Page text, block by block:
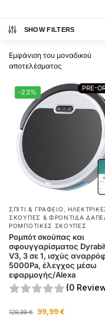
SHOW FILTERS
Εμφάνιση του μοναδικού
αποτελέσματος
PRE-
-23% PRE-
ΣΠΊΤΙ & ΓΡΑΦΕΊΟ ,
ΣΚΟΎΠΕΣ & ΦΡΟΝΤΊΔΑ
ΡΟΜΠΟΤΙΚΈΣ ΣΚΟΎΠΕΣ
Ρομπότ σκούπας και
σφουγγαρίσματος
V3, 3 σε 1, ισχύς
5000Pa, έλεγχος μέσω
εφαρμογής/Alexa
(0
129,99€ 99,99 €